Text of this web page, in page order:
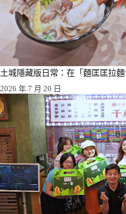
土城隱藏版日常：在「麵匡匡拉
2026 年 7 月 20 日